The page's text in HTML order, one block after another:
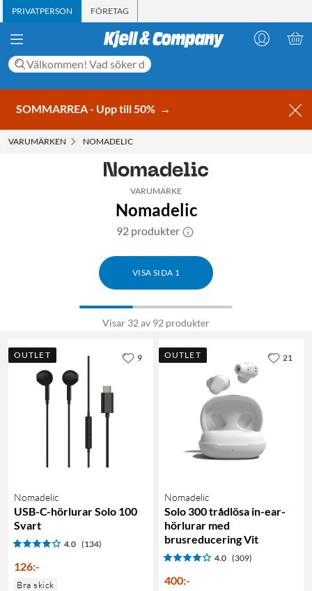
PRIVATPERSON FÖRETAG
SOMMARREA - Upp till 50% →
VARUMÄRKEN NOMADELIC
VARUMÄRKE
Nomadelic
92 produkter
VISA SIDA 1
Visar 32 av 92 produkter
OUTLET
Nomadelic
USB-C-hörlurar Solo 100
Svart
4.0 (134)
126:-
Bra skick
9 OUTLET
Nomadelic
Solo 300 trådlösa in-ear-
hörlurar med
brusreducering Vit
4.0 (309)
400:-
21